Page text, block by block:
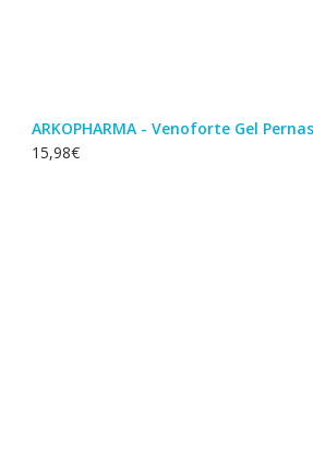
ARKOPHARMA - Venoforte Gel
15,98€